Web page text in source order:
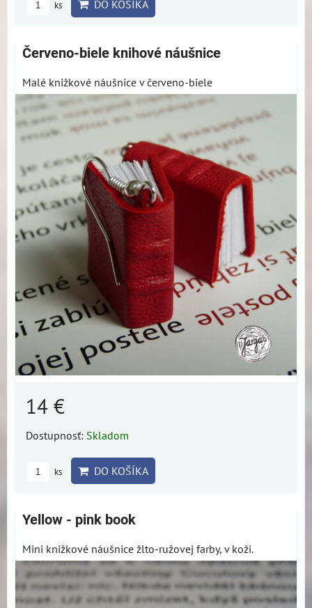
ks DO KOŠÍKA
Červeno-biele knihové náušnice
Malé knižkové náušnice v červeno-biele
14 €
Dostupnosť: Skladom
ks DO KOŠÍKA
Yellow - pink book
Mini knižkové náušnice žlto-ružovej farby, v koži.